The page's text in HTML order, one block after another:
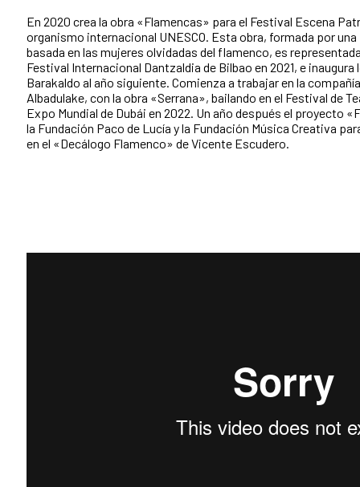
En 2020 crea la obra «Flamencas» para el Festival Escena
organismo internacional UNESCO. Esta obra, formada por
basada en las mujeres olvidadas del flamenco, es
Festival Internacional Dantzaldia de Bilbao en 2021, e
Barakaldo al año siguiente. Comienza a trabajar en la
Albadulake, con la obra «Serrana», bailando en el Festival de
Expo Mundial de Dubái en 2022. Un año después el proyecto
la Fundación Paco de Lucía y la Fundación Música Creativa
en el «Decálogo Flamenco» de Vicente Escudero.